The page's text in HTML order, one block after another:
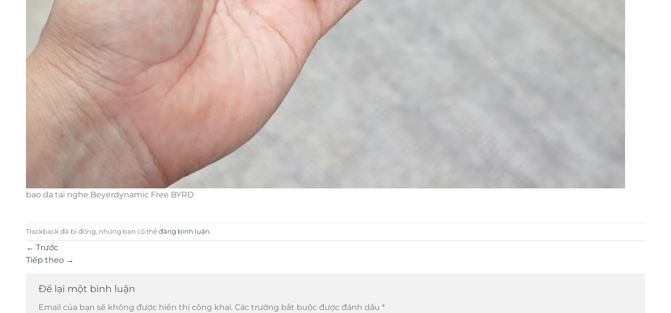
bao da tai nghe Beyerdynamic Free BYRD
Trackback đã bị đóng, nhưng bạn có thể đăng bình luận.
← Trước
Tiếp theo →
Để lại một bình luận
Email của bạn sẽ không được hiển thị công khai. Các trường bắt buộc được đánh dấu *